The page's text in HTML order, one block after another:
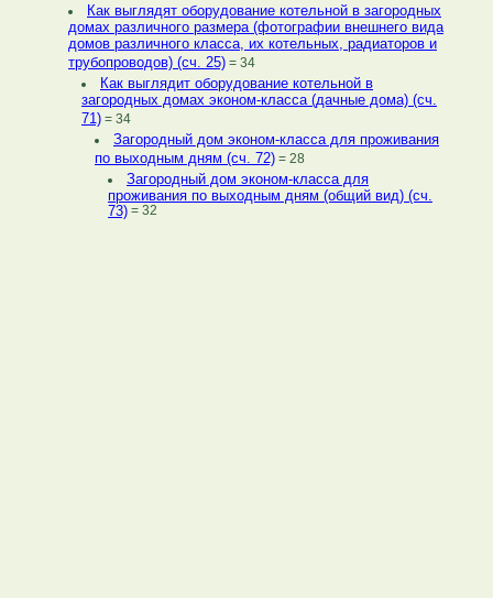
Как выглядят оборудование котельной в загородных
домах различного размера (фотографии внешнего вида
домов различного класса, их котельных, радиаторов и
трубопроводов) (сч. 25) = 34
Как выглядит оборудование котельной в
загородных домах эконом-класса (дачные дома) (сч.
71) = 34
Загородный дом эконом-класса для проживания
по выходным дням (сч. 72) = 28
Загородный дом эконом-класса для
проживания по выходным дням (общий вид) (сч.
73) = 32